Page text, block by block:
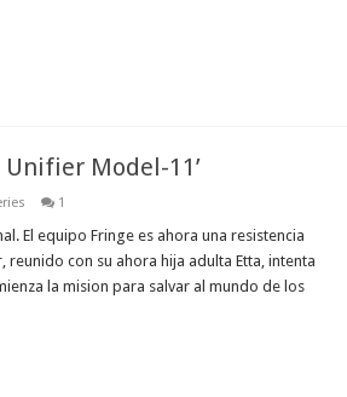
Model-11’
1
El equipo Fringe es ahora una resistencia
con su ahora hija adulta Etta, intenta
la mision para salvar al mundo de los